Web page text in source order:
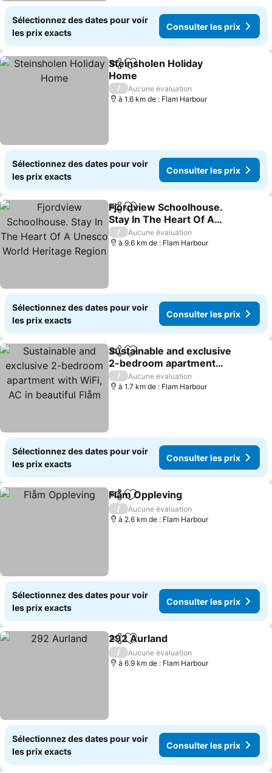
Sélectionnez des dates pour voir
les prix exacts
Consulter les prix
PartagerAjouter à mes favoris
Steinsholen Holiday
Home
/
Aucune évaluation
à 1.6 km de : Flam Harbour
Sélectionnez des dates pour voir
les prix exacts
Consulter les prix
PartagerAjouter à mes favoris
Fjordview Schoolhouse.
Stay In The Heart Of A
Unesco World Heritage
Region
/
Aucune évaluation
à 9.6 km de : Flam Harbour
Sélectionnez des dates pour voir
les prix exacts
Consulter les prix
PartagerAjouter à mes favoris
Sustainable and exclusive
2-bedroom apartment
with WiFi, AC in beautiful
Flåm
/
Aucune évaluation
à 1.7 km de : Flam Harbour
Sélectionnez des dates pour voir
les prix exacts
Consulter les prix
PartagerAjouter à mes favoris
Flåm Oppleving
/
Aucune évaluation
à 2.6 km de : Flam Harbour
Sélectionnez des dates pour voir
les prix exacts
Consulter les prix
PartagerAjouter à mes favoris
292 Aurland
/
Aucune évaluation
à 6.9 km de : Flam Harbour
Sélectionnez des dates pour voir
les prix exacts
Consulter les prix